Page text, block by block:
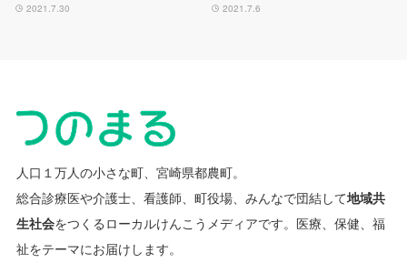
2021.7.30 2021.7.6
人口１万人の小さな町、宮崎県都農町。
総合診療医や介護士、看護師、町役場、みんなで団結して地域共
生社会をつくるローカルけんこうメディアです。 医療、保健、福
祉をテーマにお届けします。